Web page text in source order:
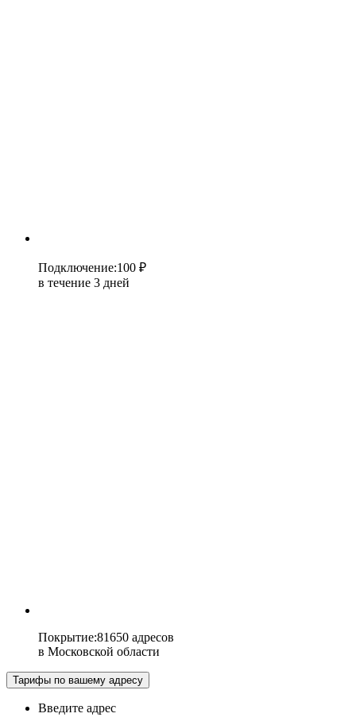
Подключение:100 ₽
в течение 3 дней
Покрытие:81650 адресов
в Московской области
Тарифы по вашему адресу
Введите адрес